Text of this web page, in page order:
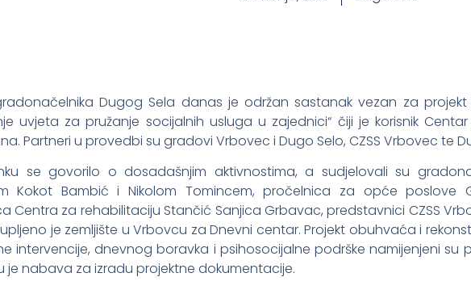
Dugog Sela danas je održan sastanak vezan za
uvjeta za pružanje socijalnih usluga u zajednici“ čiji je korisnik
Partneri u provedbi su gradovi Vrbovec i Dugo Selo, CZSS Vrbovec te
se govorilo o dosadašnjim aktivnostima, a sudjelovali su
Kokot Bambić i Nikolom Tomincem, pročelnica za opće poslove
Centra za rehabilitaciju Stančić Sanjica Grbavac, predstavnici CZSS
je zemljište u Vrbovcu za Dnevni centar. Projekt obuhvaća i
intervencije, dnevnog boravka i psihosocijalne podrške namijenjeni su
je nabava za izradu projektne dokumentacije.